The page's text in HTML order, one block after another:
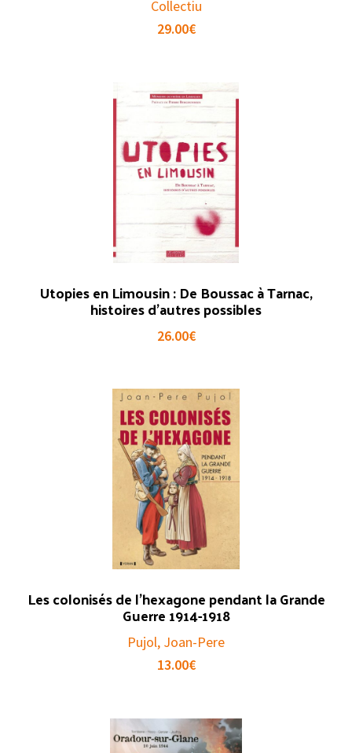
Collectiu
29.00€
Utopies en Limousin : De Boussac à Tarnac,
histoires d’autres possibles
26.00€
Les colonisés de l’hexagone pendant la Grande
Guerre 1914-1918
Pujol, Joan-Pere
13.00€